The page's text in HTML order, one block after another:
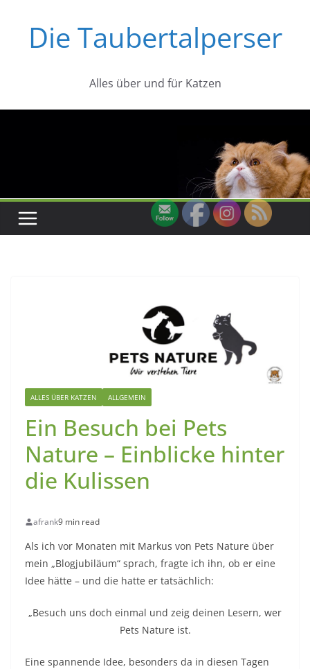
springenDie Taubertalperser
Alles über und für Katzen
ALLES ÜBER KATZEN ALLGEMEIN
Ein Besuch bei Pets
Nature – Einblicke hinter
die Kulissen
afrank9 min read
Als ich vor Monaten mit Markus von Pets Nature über
mein „Blogjubiläum“ sprach, fragte ich ihn, ob er eine
Idee hätte – und die hatte er tatsächlich:
„Besuch uns doch einmal und zeig deinen Lesern, wer
Pets Nature ist.
Eine spannende Idee, besonders da in diesen Tagen